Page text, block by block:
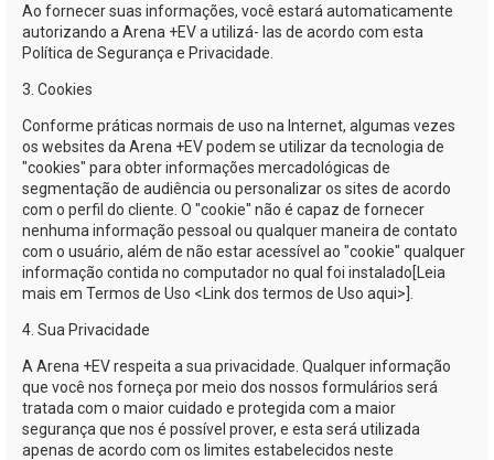
Ao fornecer suas informações, você estará automaticamente
autorizando a Arena +EVa utilizá- las de acordo com esta
Política de Segurança e Privacidade.
3. Cookies
Conforme práticas normais de uso na Internet, algumas vezes
os websites da Arena +EVpodem se utilizar da tecnologia de
"cookies" para obter informações mercadológicas de
segmentação de audiência ou personalizar os sites de acordo
com o perfil do cliente. O "cookie" não é capaz de fornecer
nenhuma informação pessoal ou qualquer maneira de contato
com o usuário, além de não estar acessível ao "cookie" qualquer
informação contida no computador no qual foi instalado[Leia
mais em Termos de Uso <Link dos termos de Uso aqui>].
4. Sua Privacidade
A Arena +EVrespeita a sua privacidade. Qualquer informação
que você nos forneça por meio dos nossos formulários será
tratada com o maior cuidado e protegida com a maior
segurança que nos é possível prover, e esta será utilizada
apenas de acordo com os limites estabelecidos neste